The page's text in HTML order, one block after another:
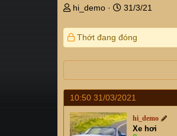
T
r
e
d
a
r
t
e
hi_demo
N
à
y
ử
31/3/21
Thớt đang đóng
10:50 31/03/2021
hi_demo
Xe hơi